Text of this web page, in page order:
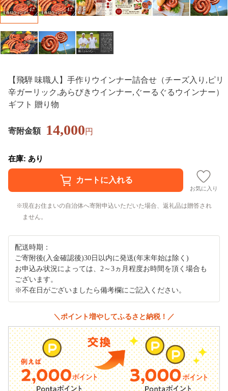
【飛騨 味職人】手作りウインナー詰合せ（チーズ入り,ピリ
辛ガーリック,あらびきウインナー,ぐーるぐるウインナー）
ギフト 贈り物
寄附金額 14,000円
在庫: あり
お気に入り
現在お住まいの自治体へ寄附申込いただいた場合、返礼品は贈答され
ません。
配送時期：
ご寄附後(入金確認後)30日以内に発送(年末年始は除く)
お申込み状況によっては、2～3ヵ月程度お時間を頂く場合も
ございます。
※不在日がございましたら備考欄にご記入ください。
＼ポイント増やしてふるさと納税！／